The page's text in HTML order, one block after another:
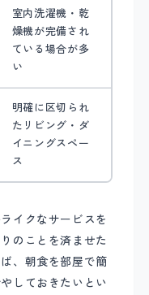
室内洗濯機・乾
燥機が完備され
ている場合が多
い
明確に区切られ
たリビング・ダ
イニングスペー
ス
イクなサービスを
のことを済ませた
、朝食を部屋で簡
しておきたいとい